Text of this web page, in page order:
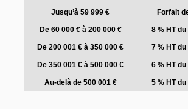
Jusqu’à 59 999 € Forfait
De 60 000 € à 200 000 € 8 % HT
De 200 001 € à 350 000 € 7 % HT
De 350 001 € à 500 000 € 6 % HT
Au-delà de 500 001 € 5 % HT